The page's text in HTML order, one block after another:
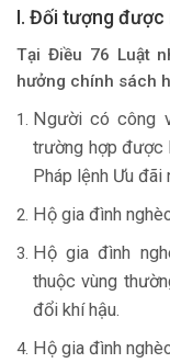
I. Đối tượng được
Tại Điều 76 Luật
hưởng chính sách
Người có công
trường hợp được
Pháp lệnh Ưu
Hộ gia đình
Hộ gia đình
thuộc vùng
đổi khí hậu.
Hộ gia đình